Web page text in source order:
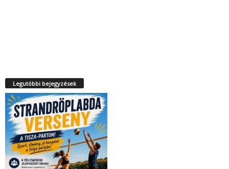
Legutóbbi bejegyzések